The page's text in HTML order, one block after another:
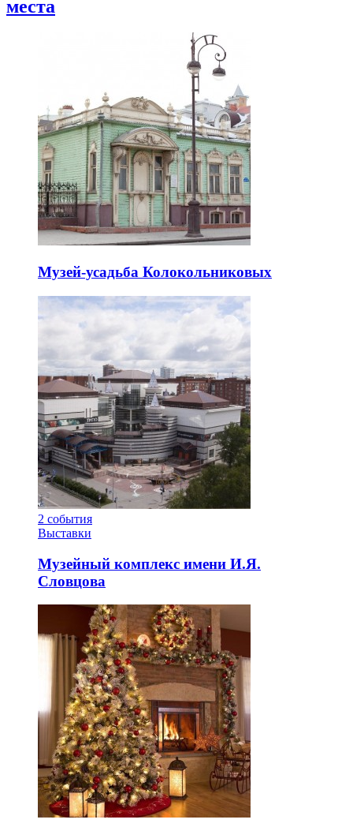
места
Музей-усадьба Колокольниковых
2 события
Выставки
Музейный комплекс имени И.Я.
Словцова